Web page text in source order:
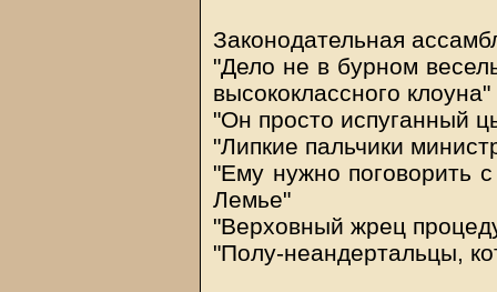
Законодательная
"Дело не в бурном
высококлассного клоуна"
"Он просто испуганный
"Липкие пальчики
"Ему нужно поговорить
Лемье"
"Верховный жрец
"Полу-неандертальцы,